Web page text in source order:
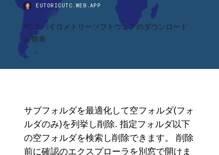
EUTORICUTC.WEB.APP
PCスパイロメトリーソフトウェアのダウンロード
が簡単
サブフォルダを最適化して空フォルダ(フォ
ルダのみ)を列挙し削除. 指定フォルダ以下
の空フォルダを検索し削除できます。 削除
前に確認のエクスプローラを別窓で開けま